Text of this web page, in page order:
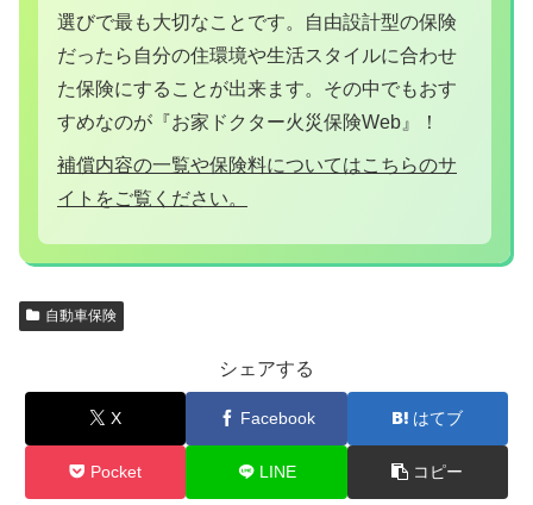
選びで最も大切なことです。自由設計型の保険
だったら自分の住環境や生活スタイルに合わせ
た保険にすることが出来ます。その中でもおす
すめなのが『お家ドクター火災保険Web』！
補償内容の一覧や保険料についてはこちらのサ
イトをご覧ください。
自動車保険
シェアする
X Facebook はてブ
Pocket LINE コピー